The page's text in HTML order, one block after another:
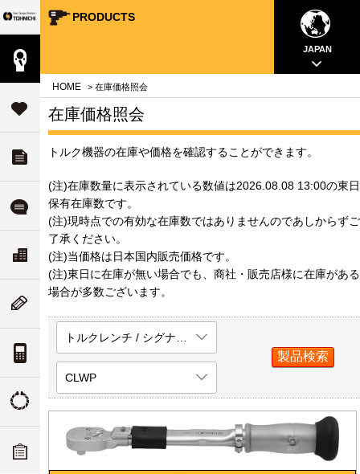
Your Torque Partner TOHNICHI
サポート
ダウンロード
よくある質問
会社案内
トルク単位の換算
トルクの由来
トルク講習会
close
close
close
デ
ツリ
close
て
ティ
close
close
close PRODUCTS
JAPAN
HOME > 在庫価格照会
在庫価格照会
トルク機器の在庫や価格を確認することができます。
(注)在庫数量に表示されている数値は2026.08.08 13:00の東日
保有在庫数です。
(注)現時点での有効な在庫数ではありませんのであしからずご
了承ください。
(注)当価格は日本国内販売価格です。
(注)東日に在庫が無い場合でも、商社・販売店様に在庫がある
場合が多数ございます。
CLWP